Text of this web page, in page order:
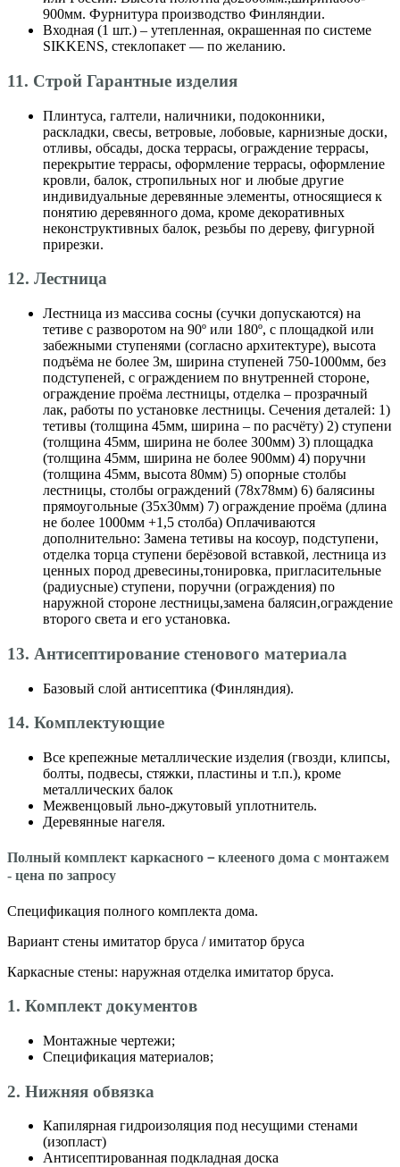
900мм. Фурнитура производство Финляндии.
Входная (1 шт.) – утепленная, окрашенная по системе
SIKKENS, стеклопакет — по желанию.
11. Строй Гарантные изделия
Плинтуса, галтели, наличники, подоконники,
раскладки, свесы, ветровые, лобовые, карнизные доски,
отливы, обсады, доска террасы, ограждение террасы,
перекрытие террасы, оформление террасы, оформление
кровли, балок, стропильных ног и любые другие
индивидуальные деревянные элементы, относящиеся к
понятию деревянного дома, кроме декоративных
неконструктивных балок, резьбы по дереву, фигурной
прирезки.
12. Лестница
Лестница из массива сосны (сучки допускаются) на
тетиве с разворотом на 90º или 180º, с площадкой или
забежными ступенями (согласно архитектуре), высота
подъёма не более 3м, ширина ступеней 750-1000мм, без
подступеней, с ограждением по внутренней стороне,
ограждение проёма лестницы, отделка – прозрачный
лак, работы по установке лестницы. Сечения деталей: 1)
тетивы (толщина 45мм, ширина – по расчёту) 2) ступени
(толщина 45мм, ширина не более 300мм) 3) площадка
(толщина 45мм, ширина не более 900мм) 4) поручни
(толщина 45мм, высота 80мм) 5) опорные столбы
лестницы, столбы ограждений (78х78мм) 6) балясины
прямоугольные (35х30мм) 7) ограждение проёма (длина
не более 1000мм +1,5 столба) Оплачиваются
дополнительно: Замена тетивы на косоур, подступени,
отделка торца ступени берёзовой вставкой, лестница из
ценных пород древесины,тонировка, пригласительные
(радиусные) ступени, поручни (ограждения) по
наружной стороне лестницы,замена балясин,ограждение
второго света и его установка.
13. Антисептирование стенового материала
Базовый слой антисептика (Финляндия).
14. Комплектующие
Все крепежные металлические изделия (гвозди, клипсы,
болты, подвесы, стяжки, пластины и т.п.), кроме
металлических балок
Межвенцовый льно-джутовый уплотнитель.
Деревянные нагеля.
Полный комплект каркасного－клееного дома с монтажем
- цена по запросу
Спецификация полного комплекта дома.
Вариант стены имитатор бруса / имитатор бруса
Каркасные стены: наружная отделка имитатор бруса.
1. Комплект документов
Монтажные чертежи;
Спецификация материалов;
2. Нижняя обвязка
Капилярная гидроизоляция под несущими стенами
(изопласт)
Антисептированная подкладная доска